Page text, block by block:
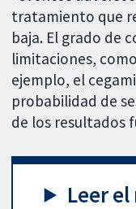
tratamiento que
baja. El grado de
limitaciones,
ejemplo, el
probabilidad de
de los resultados
Leer